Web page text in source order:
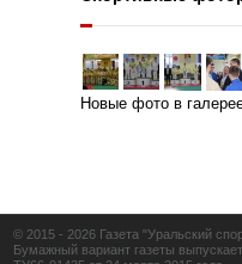
Новые фото в
© 2015 - 2026 Газета "Уральский
Бумажный вариант газеты